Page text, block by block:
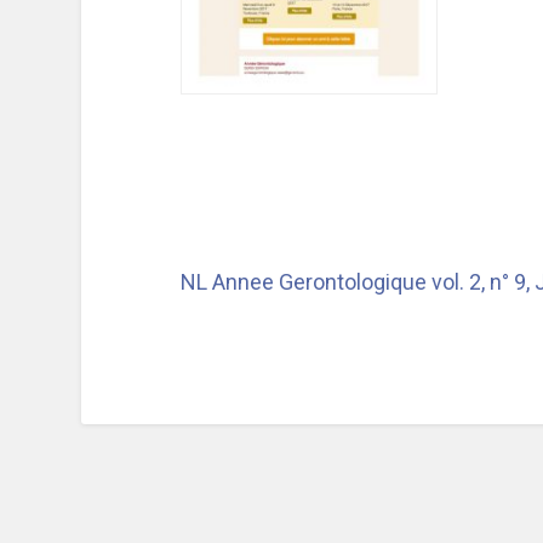
NL Annee Gerontologique vol. 2, n° 9,